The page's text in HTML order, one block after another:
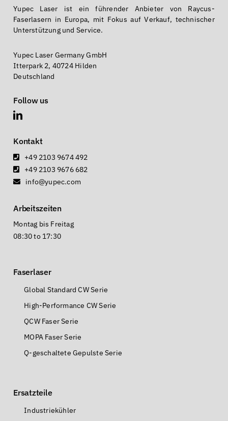
Yupec Laser ist ein führender Anbieter von Raycus-
Faserlasern in Europa, mit Fokus auf Verkauf, technischer
Unterstützung und Service.
Yupec Laser Germany GmbH
Itterpark 2, 40724 Hilden
Deutschland
Follow us
Kontakt
+49 2103 9674 492
+49 2103 9676 682
info@yupec.com
Arbeitszeiten
Montag bis Freitag
08:30 to 17:30
Faserlaser
Global Standard CW Serie
High-Performance CW Serie
QCW Faser Serie
MOPA Faser Serie
Q-geschaltete Gepulste Serie
Ersatzteile
Industriekühler